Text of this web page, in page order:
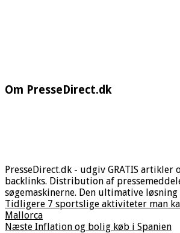
Om PresseDirect.dk
PresseDirect.dk - udgiv GRATIS artikler
backlinks. Distribution af
søgemaskinerne. Den ultimative
Tidligere 7 sportslige aktiviteter man
Mallorca
Næste Inflation og bolig køb i Spanien